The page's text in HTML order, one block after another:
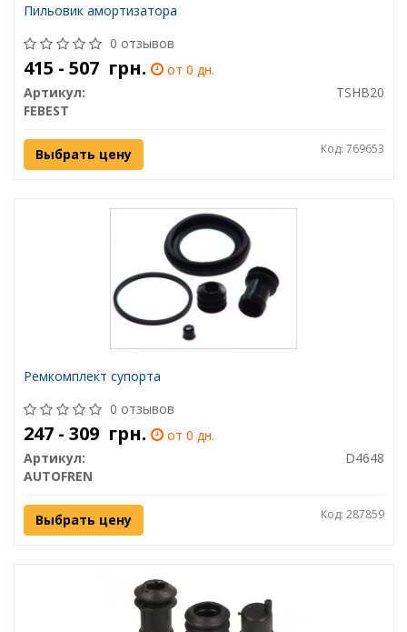
Пильовик амортизатора
0 отзывов
415 - 507 грн.
от 0 дн.
Артикул:
TSHB20
FEBEST
Выбрать цену Код: 769653
Ремкомплект супорта
0 отзывов
247 - 309 грн.
от 0 дн.
Артикул:
D4648
AUTOFREN
Выбрать цену Код: 287859